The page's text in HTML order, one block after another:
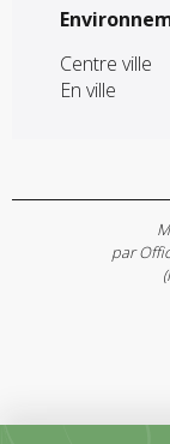
Centre ville
En ville
par